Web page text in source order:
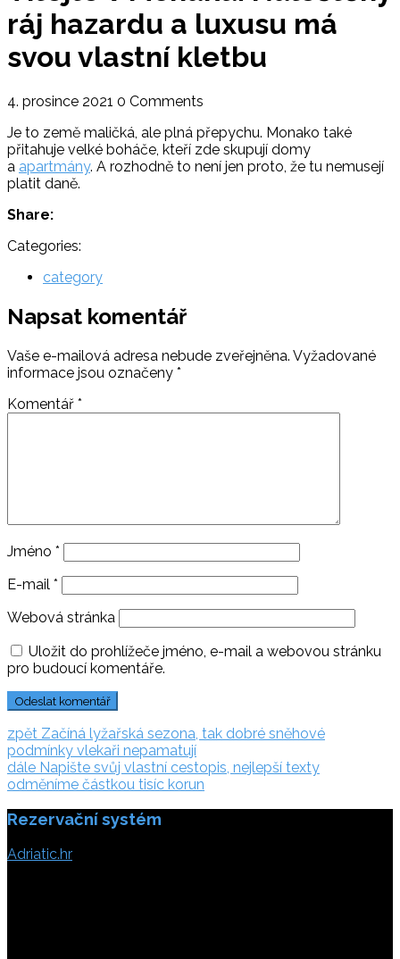
ráj hazardu a luxusu má
svou vlastní kletbu
4. prosince 2021 0 Comments
Je to země maličká, ale plná přepychu. Monako také
přitahuje velké boháče, kteří zde skupují domy
a apartmány. A rozhodně to není jen proto, že tu nemusejí
platit daně.
Share:
Categories:
category
Napsat komentář
Vaše e-mailová adresa nebude zveřejněna. Vyžadované
informace jsou označeny *
Komentář *
Jméno *
E-mail *
Webová stránka
Uložit do prohlížeče jméno, e-mail a webovou stránku
pro budoucí komentáře.
Navigace
pro
příspěvek
zpět zpět:
Začíná lyžařská sezona, tak dobré sněhové
podmínky vlekaři nepamatují
dále dále:
Napište svůj vlastní cestopis, nejlepší texty
odměníme částkou tisíc korun
Rezervační systém
Adriatic.hr